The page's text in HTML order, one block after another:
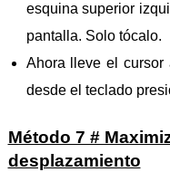
esquina superior
pantalla. Solo tócalo.
Ahora lleve el
desde el teclado
Método 7 #
desplazamiento